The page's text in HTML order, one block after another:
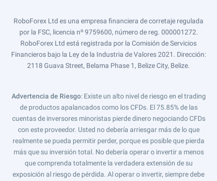
RoboForex Ltd es una empresa financiera de corretaje regulada
por la FSC, licencia nº 9759600, número de reg. 000001272.
RoboForex Ltd está registrada por la Comisión de Servicios
Financieros bajo la Ley de la Industria de Valores 2021. Dirección:
2118 Guava Street, Belama Phase 1, Belize City, Belize.
Advertencia de Riesgo: Existe un alto nivel de riesgo en el trading
de productos apalancados como los CFDs. El 75.85% de las
cuentas de inversores minoristas pierde dinero negociando CFDs
con este proveedor. Usted no debería arriesgar más de lo que
realmente se pueda permitir perder, porque es posible que pierda
más que su inversión total. No debería operar o invertir a menos
que comprenda totalmente la verdadera extensión de su
exposición al riesgo de pérdida. Al operar o invertir, siempre debe